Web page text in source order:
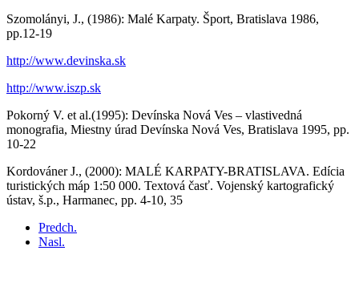
Szomolányi, J., (1986): Malé Karpaty. Šport, Bratislava 1986,
pp.12-19
http://www.devinska.sk
http://www.iszp.sk
Pokorný V. et al.(1995): Devínska Nová Ves – vlastivedná
monografia, Miestny úrad Devínska Nová Ves, Bratislava 1995, pp.
10-22
Kordováner J., (2000): MALÉ KARPATY-BRATISLAVA. Edícia
turistických máp 1:50 000. Textová časť. Vojenský kartografický
ústav, š.p., Harmanec, pp. 4-10, 35
Predch.
Nasl.